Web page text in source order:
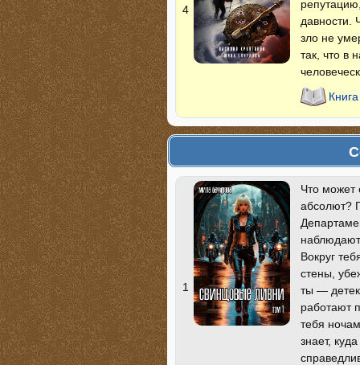
4
давности.
зло не
так, что в
1
Что может
абсолют?
Вокруг
стены,
ты —
работают
тебя
знает,